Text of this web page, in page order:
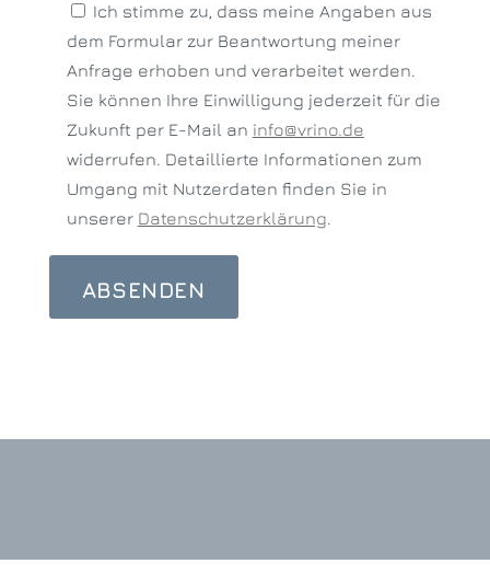
Ich stimme zu, dass meine Angaben aus
dem Formular zur Beantwortung meiner
Anfrage erhoben und verarbeitet werden.
Sie können Ihre Einwilligung jederzeit für die
Zukunft per E-Mail an info@vrino.de
widerrufen. Detaillierte Informationen zum
Umgang mit Nutzerdaten finden Sie in
unserer Datenschutzerklärung.